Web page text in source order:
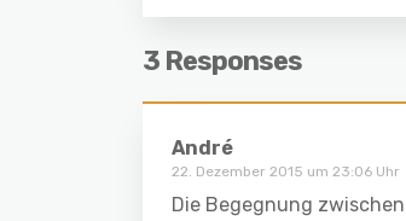
3 Responses
André
22. Dezember 2015 um 23:06 Uhr
Die Begegnung